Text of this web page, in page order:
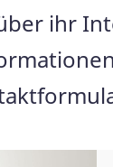
ihr